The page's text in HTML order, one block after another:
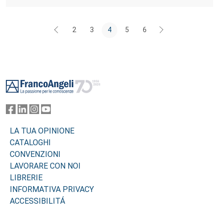
2 3 4 5 6
LA TUA OPINIONE
CATALOGHI
CONVENZIONI
LAVORARE CON NOI
LIBRERIE
INFORMATIVA PRIVACY
ACCESSIBILITÁ